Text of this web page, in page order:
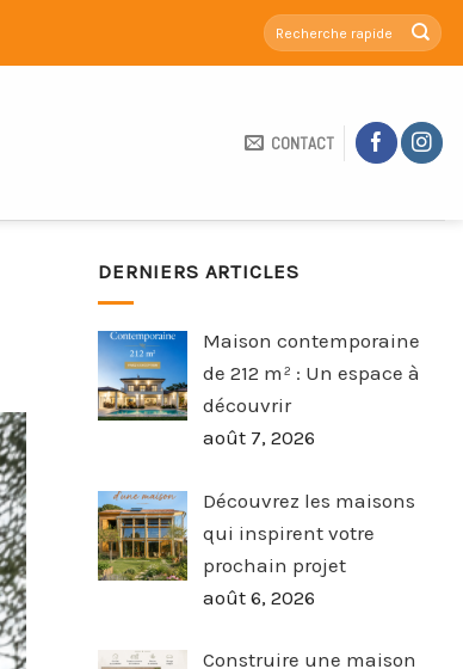
CONTACT
DERNIERS ARTICLES
Maison contemporaine
de 212 m² : Un espace à
découvrir
août 7, 2026
Découvrez les maisons
qui inspirent votre
prochain projet
août 6, 2026
Construire une maison